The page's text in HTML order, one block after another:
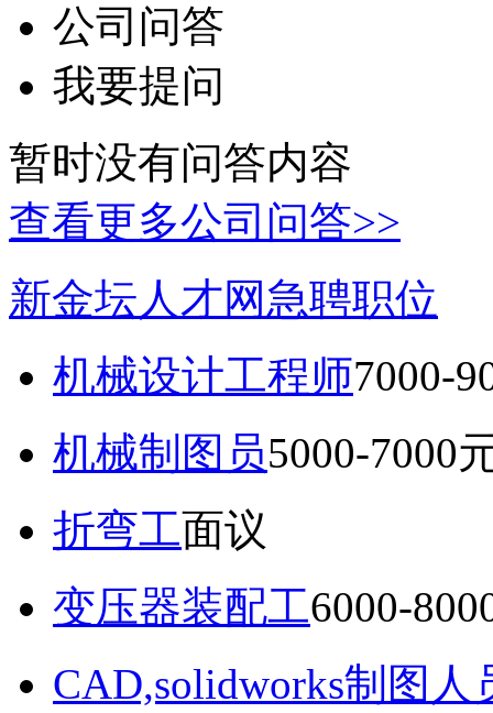
公司问答
我要提问
暂时没有问答内容
查看更多公司问答>>
新金坛人才网急聘职位
机械设计工程师7000-
机械制图员5000-7000
折弯工面议
变压器装配工6000-
CAD,solidworks制图人